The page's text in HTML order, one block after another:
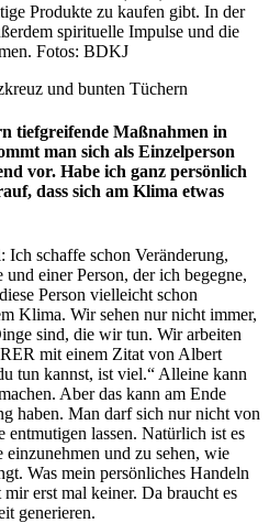
Produkte zu kaufen gibt. In der
spirituelle Impulse und die
Fotos: BDKJ
tiefgreifende Maßnahmen in
man sich als Einzelperson
vor. Habe ich ganz persönlich
dass sich am Klima etwas
schaffe schon Veränderung,
einer Person, der ich begegne,
Person vielleicht schon
Klima. Wir sehen nur nicht immer,
sind, die wir tun. Wir arbeiten
mit einem Zitat von Albert
tun kannst, ist viel.“ Alleine kann
Aber das kann am Ende
haben. Man darf sich nur nicht von
entmutigen lassen. Natürlich ist es
und zu sehen, wie
Was mein persönliches Handeln
erst mal keiner. Da braucht es
generieren.